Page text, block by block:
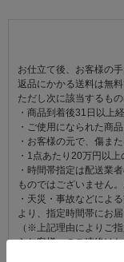
お仕立て後、お客様の
返品にかかる送料は無料
ただし次に該当するも
・商品到着後31日以上
・ご使用になられた商品
・お客様の元で、傷ま
・1点あたり20万円以
・時間帯指定は配送業
ものではございません
・天災・事故などによ
より、指定時間帯にお
（※上記理由によりご
らお客様へのご連絡は